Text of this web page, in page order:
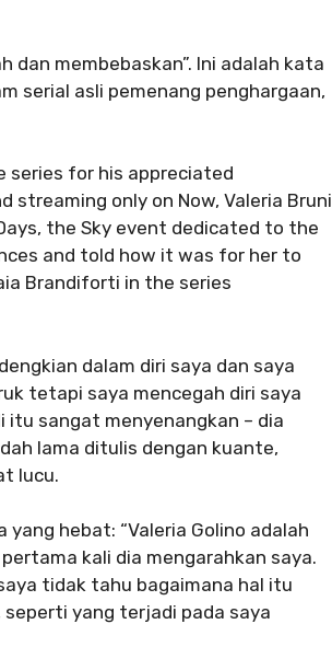
dan membebaskan”. Ini adalah kata
serial asli pemenang penghargaan,
series for his appreciated
streaming only on Now, Valeria Bruni
the Sky event dedicated to the
and told how it was for her to
Brandiforti in the series
dalam diri saya dan saya
tetapi saya mencegah diri saya
itu sangat menyenangkan – dia
lama ditulis dengan kuante,
lucu.
hebat: “Valeria Golino adalah
kali dia mengarahkan saya.
tidak tahu bagaimana hal itu
yang terjadi pada saya